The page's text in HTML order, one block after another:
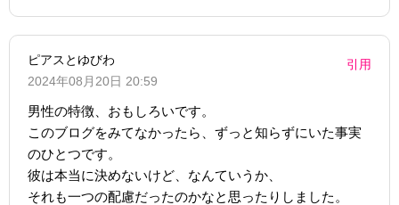
ピアスとゆびわ
2024年08月20日 20:59
引用
男性の特徴、おもしろいです。
このブログをみてなかったら、ずっと知らずにいた事実
のひとつです。
彼は本当に決めないけど、なんていうか、
それも一つの配慮だったのかなと思ったりしました。